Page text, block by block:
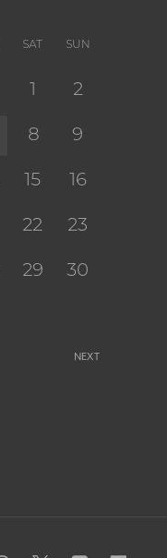
SAT SUN
2
8 9
15 16
22 23
29 30
NEXT